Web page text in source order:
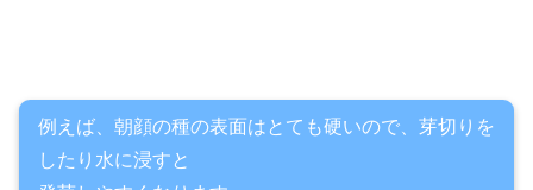
例えば、朝顔の種の表面はとても硬いので、芽切りを
したり水に浸すと